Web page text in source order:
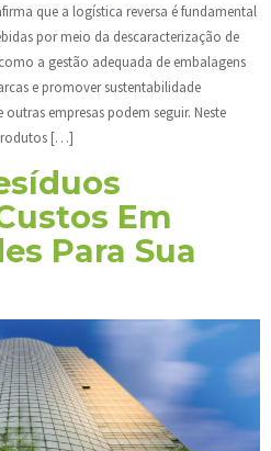
que a logística reversa é fundamental
por meio da descaracterização de
a gestão adequada de embalagens
e promover sustentabilidade
empresas podem seguir. Neste
[…]
Em
Para Sua